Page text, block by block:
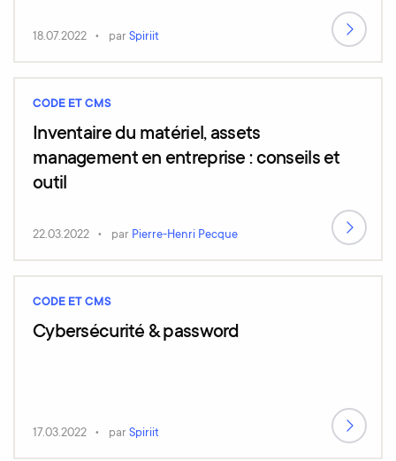
18.07.2022 par Spiriit
CODE ET CMS
Inventaire du matériel, assets
management en entreprise : conseils et
outil
22.03.2022 par Pierre-Henri Pecque
CODE ET CMS
Cybersécurité & password
17.03.2022 par Spiriit